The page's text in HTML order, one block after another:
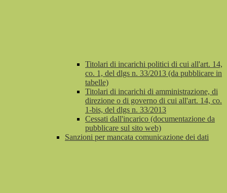
Titolari di incarichi politici di cui all'art. 14,
co. 1, del dlgs n. 33/2013 (da pubblicare in
tabelle)
Titolari di incarichi di amministrazione, di
direzione o di governo di cui all'art. 14, co.
1-bis, del dlgs n. 33/2013
Cessati dall'incarico (documentazione da
pubblicare sul sito web)
Sanzioni per mancata comunicazione dei dati